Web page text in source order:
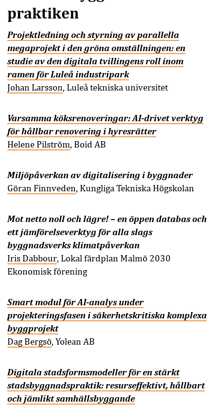
praktiken
Projektledning och styrning av parallella
megaprojekt i den gröna omställningen: en
studie av den digitala tvillingens roll inom
ramen för Luleå industripark
Johan Larsson, Luleå tekniska universitet
Varsamma köksrenoveringar: AI-drivet verktyg
för hållbar renovering i hyresrätter
Helene Pilström, Boid AB
Miljöpåverkan av digitalisering i byggnader
Göran Finnveden, Kungliga Tekniska Högskolan
Mot netto noll och lägre! – en öppen databas och
ett jämförelseverktyg för alla slags
byggnadsverks klimatpåverkan
Iris Dabbour, Lokal färdplan Malmö 2030
Ekonomisk förening
Smart modul för AI-analys under
projekteringsfasen i säkerhetskritiska komplexa
byggprojekt
Dag Bergsö, Yolean AB
Digitala stadsformsmodeller för en stärkt
stadsbyggnadspraktik: resurseffektivt, hållbart
och jämlikt samhällsbyggande